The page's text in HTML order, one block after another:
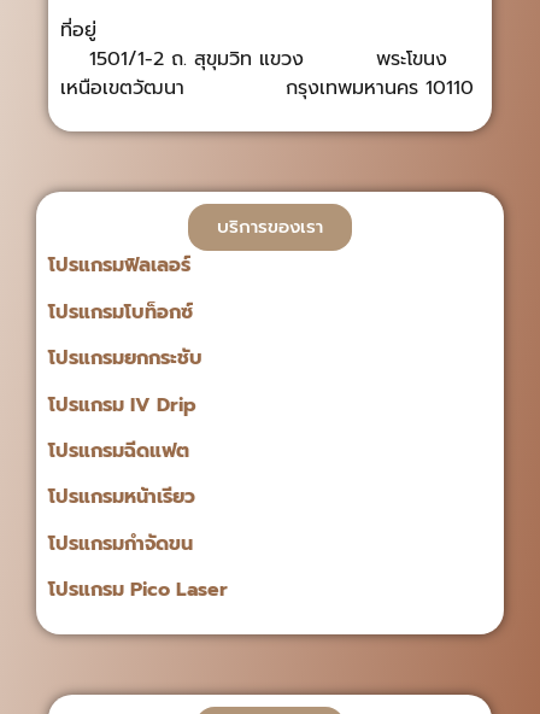
ที่อยู่
1501/1-2 ถ. สุขุมวิท แขวง พระโขนง
เหนือเขตวัฒนา กรุงเทพมหานคร 10110
บริการของเรา
โปรแกรมฟิลเลอร์
โปรแกรมโบท็อกซ์
โปรแกรมยกกระชับ
โปรแกรม IV Drip
โปรแกรมฉีดแฟต
โปรแกรมหน้าเรียว
โปรแกรมกำจัดขน
โปรแกรม Pico Laser